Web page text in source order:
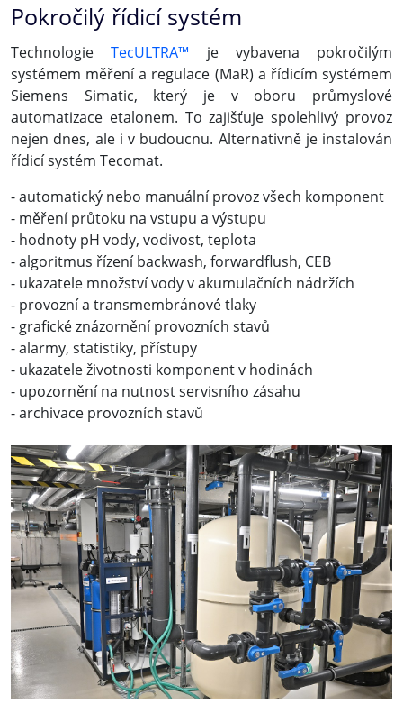
Pokročilý řídicí systém
TechnologieTecULTRA™ je vybavena pokročilým
systémem měření a regulace (MaR) a řídicím systémem
Siemens Simatic, který je v oboru průmyslové
automatizace etalonem. To zajišťuje spolehlivý provoz
nejen dnes, ale i v budoucnu. Alternativně je instalován
řídicí systém Tecomat.
- automatický nebo manuální provoz všech komponent
- měření průtoku na vstupu a výstupu
- hodnoty pH vody, vodivost, teplota
- algoritmus řízení backwash, forwardflush, CEB
- ukazatele množství vody v akumulačních nádržích
- provozní a transmembránové tlaky
- grafické znázornění provozních stavů
- alarmy, statistiky, přístupy
- ukazatele životnosti komponent v hodinách
- upozornění na nutnost servisního zásahu
- archivace provozních stavů